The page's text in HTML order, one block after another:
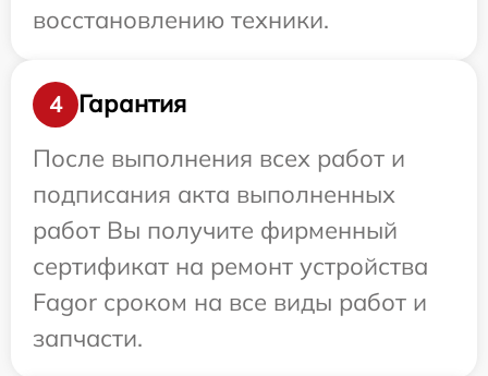
восстановлению техники.
4
Гарантия
После выполнения всех работ и
подписания акта выполненных
работ Вы получите фирменный
сертификат на ремонт устройства
Fagor сроком на все виды работ и
запчасти.